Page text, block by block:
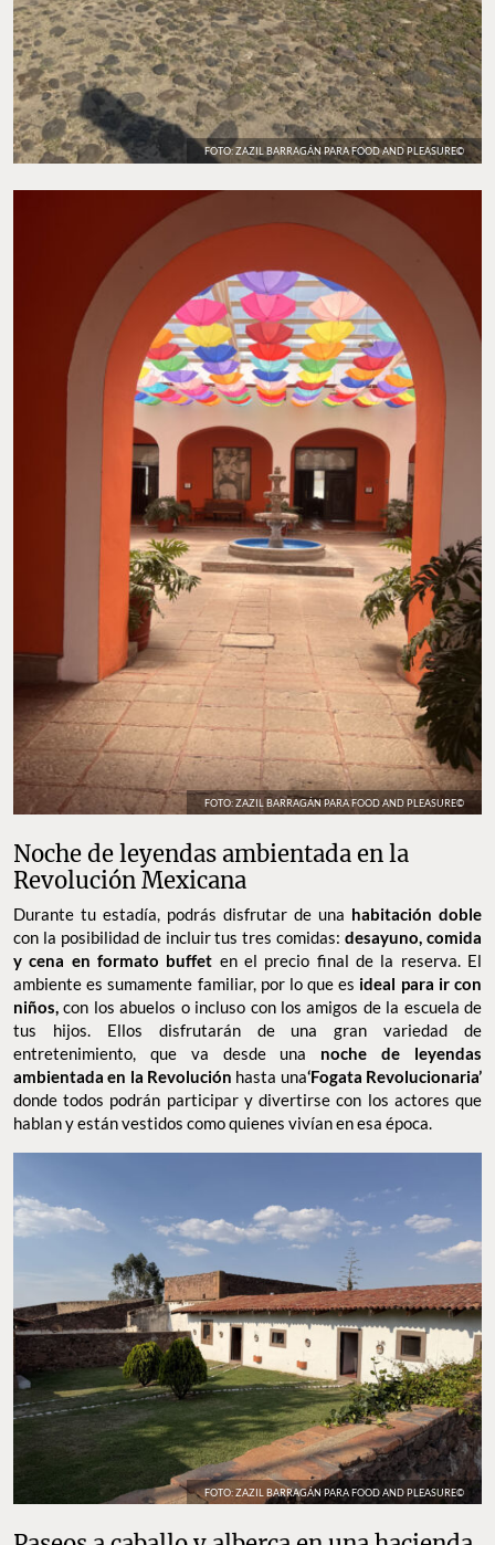
FOTO: ZAZIL BARRAGÁN PARA FOOD AND PLEASURE©
FOTO: ZAZIL BARRAGÁN PARA FOOD AND PLEASURE©
Noche de leyendas ambientada en la
Revolución Mexicana
Durante tu estadía, podrás disfrutar de unahabitación doble
con la posibilidad de incluir tus tres comidas:desayuno, comida
y cena en formato buffeten el precio final de la reserva. El
ambiente es sumamente familiar, por lo que esideal para ir con
niños,con los abuelos o incluso con los amigos de la escuela de
tus hijos. Ellos disfrutarán de una gran variedad de
entretenimiento, que va desde unanoche de leyendas
hablan y están vestidos como quienes vivían en esa época.